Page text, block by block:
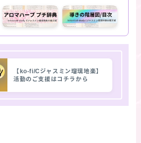
【ko-fi/Cジャスミン瑠璃地楽】
活動のご支援はコチラから